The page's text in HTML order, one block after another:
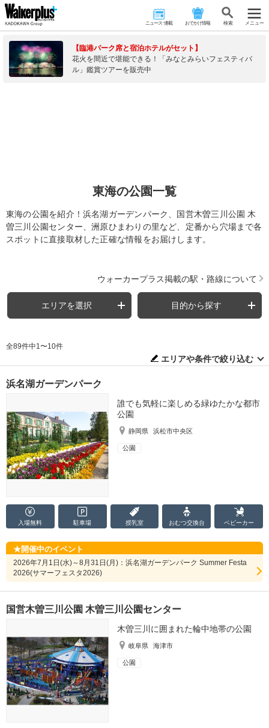
ニュース･連載 おでかけ情報 検 索 メニュー
【臨港パーク席と宿泊ホテルがセット】
花火を間近で堪能できる！「みなとみらいフェスティバ
ル」鑑賞ツアーを販売中
東海の公園一覧
東海の公園を紹介！浜名湖ガーデンパーク、国営木曽三川公園 木
曽三川公園センター、洲原ひまわりの里など、定番から穴場まで各
スポットに直接取材した正確な情報をお届けします。
ウォーカープラス掲載の駅・路線について
エリアを選択 目的から探す
全89件中1〜10件
エリアや条件で絞り込む
浜名湖ガーデンパーク
誰でも気軽に楽しめる緑ゆたかな都市
公園
静岡県 浜松市中央区
公園
入場無料 駐車場 授乳室 おむつ交換台 ベビーカー
開催中のイベント
2026年7月1日(水)～8月31日(月)：浜名湖ガーデンパーク Summer Festa
2026(サマーフェスタ2026)
国営木曽三川公園 木曽三川公園センター
木曽三川に囲まれた輪中地帯の公園
岐阜県 海津市
公園